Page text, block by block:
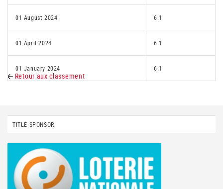
01 August 2024 6.1
01 April 2024 6.1
01 January 2024 6.1
Retour aux classement
TITLE SPONSOR